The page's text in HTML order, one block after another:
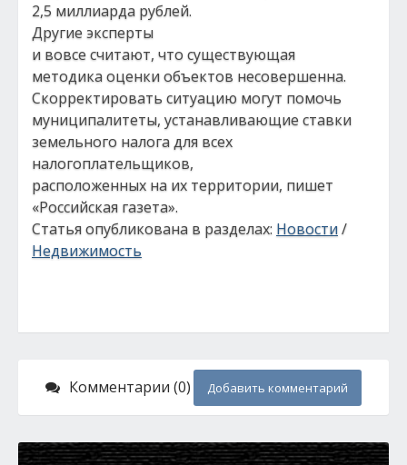
2,5 миллиарда рублей.
Другие эксперты
и вовсе считают, что существующая
методика оценки объектов несовершенна.
Скорректировать ситуацию могут помочь
муниципалитеты, устанавливающие ставки
земельного налога для всех
налогоплательщиков,
расположенных на их территории, пишет
«Российская газета».
Статья опубликована в разделах: Новости/
Недвижимость
Комментарии (0) Добавить комментарий